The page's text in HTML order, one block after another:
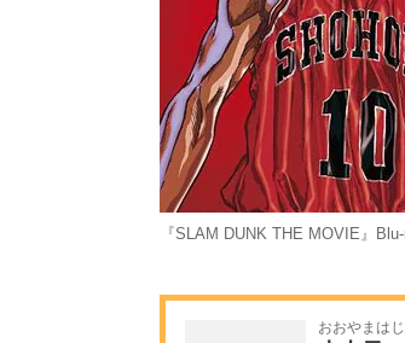
『SLAM DUNK THE MOVIE』
おおやまは